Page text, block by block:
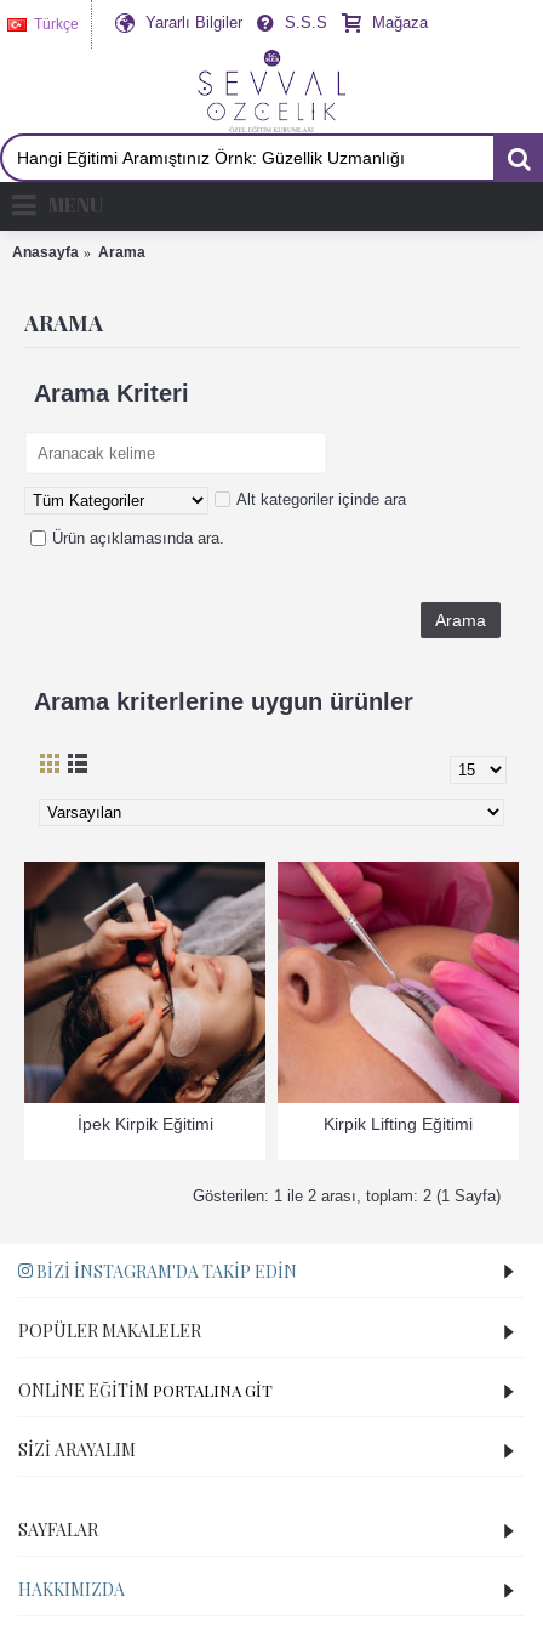
Türkçe Yararlı Bilgiler S.S.S Mağaza
MENU
Anasayfa Arama
ARAMA
Arama Kriteri
Alt kategoriler içinde ara
Ürün açıklamasında ara.
Arama kriterlerine uygun ürünler
İpek Kirpik Eğitimi Kirpik Lifting Eğitimi
Gösterilen: 1 ile 2 arası, toplam: 2 (1 Sayfa)
BIZI İNSTAGRAM'DA TAKIP EDIN
POPÜLER MAKALELER
ONLINE EĞITIM PORTALINA GİT
SIZI ARAYALIM
SAYFALAR
HAKKIMIZDA